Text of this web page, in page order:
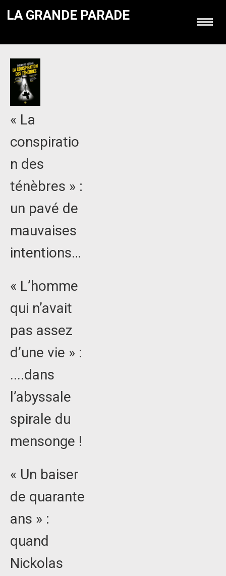
LA GRANDE PARADE
« La
conspiratio
n des
ténèbres » :
un pavé de
mauvaises
intentions…
« L’homme
qui n’avait
pas assez
d’une vie » :
....dans
l’abyssale
spirale du
mensonge !
« Un baiser
de quarante
ans » :
quand
Nickolas